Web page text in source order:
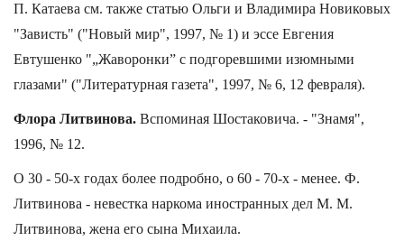
П. Катаева см. также статью Ольги и Владимира Новиковых
"Зависть" ("Новый мир", 1997, № 1) и эссе Евгения
Евтушенко "„Жаворонки” с подгоревшими изюмными
глазами" ("Литературная газета", 1997, № 6, 12 февраля).
Флора Литвинова. Вспоминая Шостаковича. - "Знамя",
1996, № 12.
О 30 - 50-х годах более подробно, о 60 - 70-х - менее. Ф.
Литвинова - невестка наркома иностранных дел М. М.
Литвинова, жена его сына Михаила.